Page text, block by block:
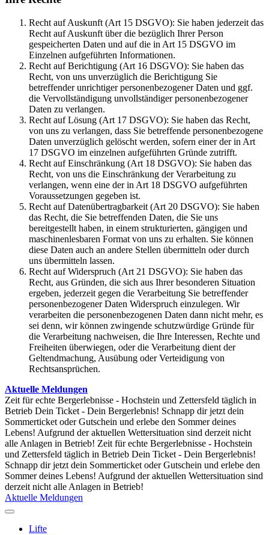
Recht auf Auskunft (Art 15 DSGVO): Sie haben jederzeit das
Recht auf Auskunft über die bezüglich Ihrer Person
gespeicherten Daten und auf die in Art 15 DSGVO im
Einzelnen aufgeführten Informationen.
Recht auf Berichtigung (Art 16 DSGVO): Sie haben das
Recht, von uns unverzüglich die Berichtigung Sie
betreffender unrichtiger personenbezogener Daten und ggf.
die Vervollständigung unvollständiger personenbezogener
Daten zu verlangen.
Recht auf Lösung (Art 17 DSGVO): Sie haben das Recht,
von uns zu verlangen, dass Sie betreffende personenbezogene
Daten unverzüglich gelöscht werden, sofern einer der in Art
17 DSGVO im einzelnen aufgeführten Gründe zutrifft.
Recht auf Einschränkung (Art 18 DSGVO): Sie haben das
Recht, von uns die Einschränkung der Verarbeitung zu
verlangen, wenn eine der in Art 18 DSGVO aufgeführten
Voraussetzungen gegeben ist.
Recht auf Datenübertragbarkeit (Art 20 DSGVO): Sie haben
das Recht, die Sie betreffenden Daten, die Sie uns
bereitgestellt haben, in einem strukturierten, gängigen und
maschinenlesbaren Format von uns zu erhalten. Sie können
diese Daten auch an andere Stellen übermitteln oder durch
uns übermitteln lassen.
Recht auf Widerspruch (Art 21 DSGVO): Sie haben das
Recht, aus Gründen, die sich aus Ihrer besonderen Situation
ergeben, jederzeit gegen die Verarbeitung Sie betreffender
personenbezogener Daten Widerspruch einzulegen. Wir
verarbeiten die personenbezogenen Daten dann nicht mehr, es
sei denn, wir können zwingende schutzwürdige Gründe für
die Verarbeitung nachweisen, die Ihre Interessen, Rechte und
Freiheiten überwiegen, oder die Verarbeitung dient der
Geltendmachung, Ausübung oder Verteidigung von
Rechtsansprüchen.
Aktuelle Meldungen
Zeit für echte Bergerlebnisse - Hochstein und Zettersfeld täglich in
Betrieb Dein Ticket - Dein Bergerlebnis! Schnapp dir jetzt dein
Sommerticket oder Gutschein und erlebe den Sommer deines
Lebens! Aufgrund der aktuellen Wettersituation sind derzeit nicht
alle Anlagen in Betrieb! Zeit für echte Bergerlebnisse - Hochstein
und Zettersfeld täglich in Betrieb Dein Ticket - Dein Bergerlebnis!
Schnapp dir jetzt dein Sommerticket oder Gutschein und erlebe den
Sommer deines Lebens! Aufgrund der aktuellen Wettersituation sind
derzeit nicht alle Anlagen in Betrieb!
Aktuelle Meldungen
Lifte